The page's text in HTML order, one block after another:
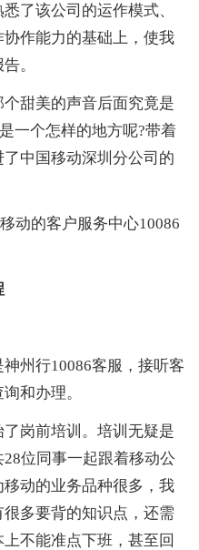
了该公司的运作模式、
作能力的基础上，使我
。
甜美的声音后面究竟是
一个怎样的地方呢?带着
中国移动深圳分公司的
的客户服务中心10086
州行10086客服，接听客
和办理。
岗前培训。培训无疑是
位同事一起跟着移动公
动的业务品种很多，我
多要背的知识点，还需
不能准点下班，甚至回